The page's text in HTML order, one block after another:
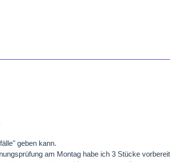
geben kann.
am Montag habe ich 3 Stücke